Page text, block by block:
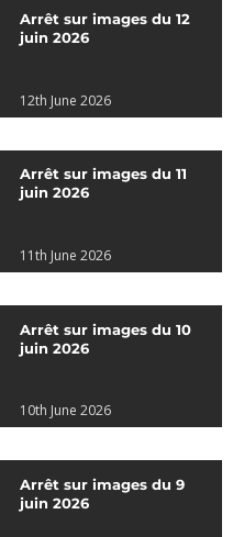
Arrêt sur images du 12
juin 2026
12th June 2026
Arrêt sur images du 11
juin 2026
11th June 2026
Arrêt sur images du 10
juin 2026
10th June 2026
Arrêt sur images du 9
juin 2026